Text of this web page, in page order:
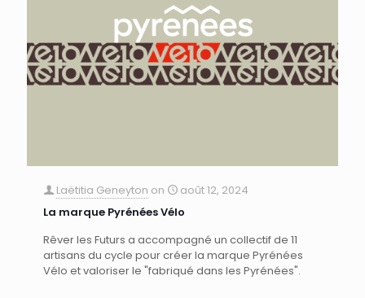
Laëtitia Geneyton on
août 12, 2024
La marque Pyrénées Vélo
Rêver les Futurs a accompagné un collectif de 11
artisans du cycle pour créer la marque Pyrénées
Vélo et valoriser le "fabriqué dans les Pyrénées".